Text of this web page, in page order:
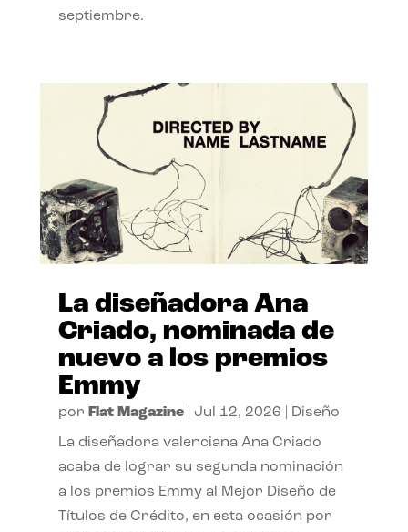
septiembre.
La diseñadora Ana
Criado, nominada de
nuevo a los premios
Emmy
por Flat Magazine| Jul 12, 2026 Diseño
La diseñadora valenciana Ana Criado
acaba de lograr su segunda nominación
a los premios Emmy al Mejor Diseño de
Títulos de Crédito, en esta ocasión por